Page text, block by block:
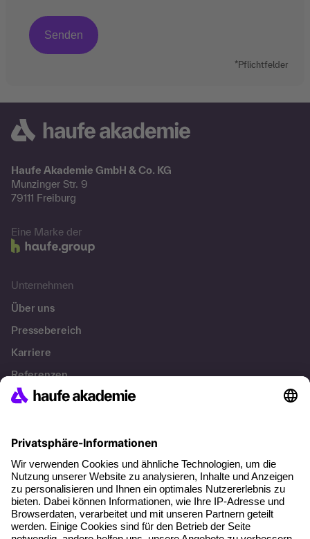
*Pflichtfelder
Haufe Akademie GmbH & Co. KG
Munzinger Str. 9
79111 Freiburg
Eine Marke der
Unternehmen
Über uns
Pressebereich
Karriere
Referenzen
Soziale Verantwortung
Über unser Angebot
Planungssicherheit
Freie Seminarplätze
Qualitätsstandards